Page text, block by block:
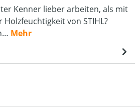
Kenner lieber arbeiten, als mit
von STIHL?
Mehr